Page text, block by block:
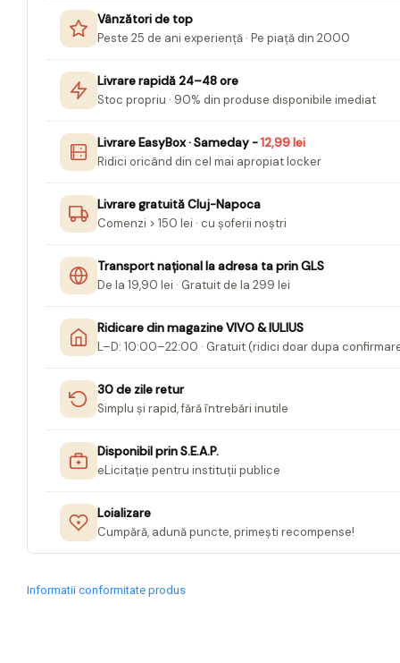
Etichete scolare
Stickere scolare
Seturi scolare
Plastilina, Planseta plastilina
Radiera
Socotitoare, Betisoare
Carti de Colorat pentru copii
Carti Educative
Carnetele notite copii
Jurnale cu cheita, lacat,
magnet
Pasta modelatoare
Harti de perete
Creta scolara
Glob Pamantesc Scolar
Materiale Didactice
Instrumente geometrie pentru
tabla scolara
Tablite de desenat magnetice
Articole papetarie pentru copii
Vânzători de top
Peste 25 de ani experiență · Pe piață din 2000
Livrare rapidă 24–48 ore
Stoc propriu · 90% din produse disponibile imediat
Livrare EasyBox · Sameday -12,99 lei
Ridici oricând din cel mai apropiat locker
Livrare gratuită Cluj-Napoca
Comenzi > 150 lei · cu șoferii noștri
Transport național la adresa ta prin GLS
De la 19,90 lei · Gratuit de la 299 lei
Ridicare din magazine VIVO & IULIUS
L–D: 10:00–22:00 · Gratuit (ridici doar dupa
30 de zile retur
Simplu și rapid, fără întrebări inutile
Disponibil prin S.E.A.P.
eLicitație pentru instituții publice
Loializare
Cumpără, adună puncte, primești recompense!
Informatii conformitate produs